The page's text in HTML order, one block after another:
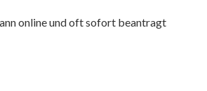
online und oft sofort beantragt